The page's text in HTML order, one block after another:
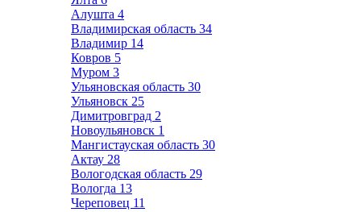
Алушта 4
Владимирская область 34
Владимир 14
Ковров 5
Муром 3
Ульяновская область 30
Ульяновск 25
Димитровград 2
Новоульяновск 1
Мангистауская область 30
Актау 28
Вологодская область 29
Вологда 13
Череповец 11